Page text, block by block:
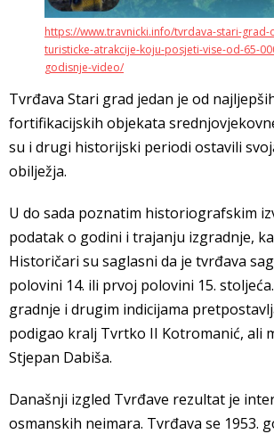
https://www.travnicki.info/tvrdava-stari-
turisticke-atrakcije-koju-posjeti-vise-od-65-
godisnje-video/
Tvrđava Stari grad jedan je od
fortifikacijskih objekata
su i drugi historijski periodi ostavili
obilježja.
U do sada poznatim historiografskim
podatak o godini i trajanju izgradnje,
Historičari su saglasni da je tvrđava
polovini 14. ili prvoj polovini 15.
gradnje i drugim indicijama
podigao kralj Tvrtko II Kotromanić, ali
Stjepan Dabiša.
Današnji izgled Tvrđave rezultat je
osmanskih neimara. Tvrđava se 1953.